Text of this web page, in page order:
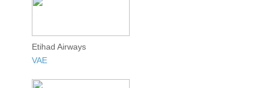
Etihad Airways
VAE